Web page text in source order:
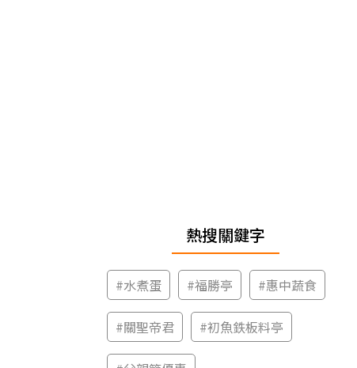
熱搜關鍵字
#水煮蛋 #福勝亭 #惠中蔬食
#關聖帝君 #初魚鉄板料亭